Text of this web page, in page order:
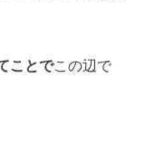
ことでこの辺で